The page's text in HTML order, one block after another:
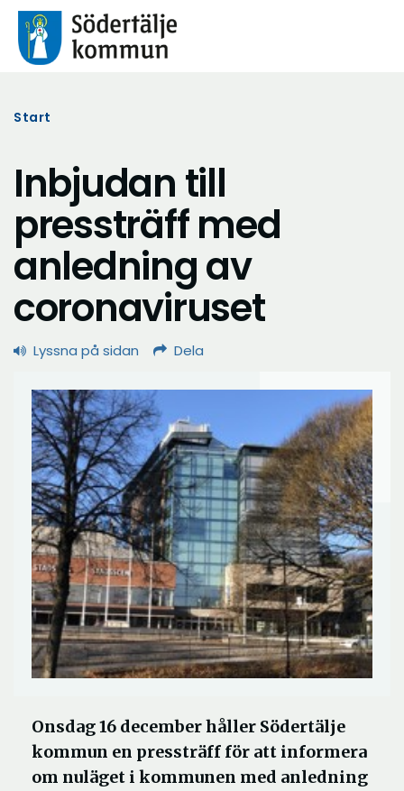
Start
Inbjudan till
pressträff med
anledning av
coronaviruset
Lyssna på sidan Dela
Onsdag 16 december håller Södertälje
kommun en pressträff för att informera
om nuläget i kommunen med anledning